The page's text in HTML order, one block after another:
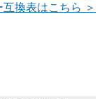
換表はこちら ＞